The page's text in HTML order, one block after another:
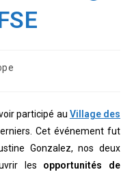
participé au Village des
Cet événement fut
Gonzalez, nos deux
les opportunités de